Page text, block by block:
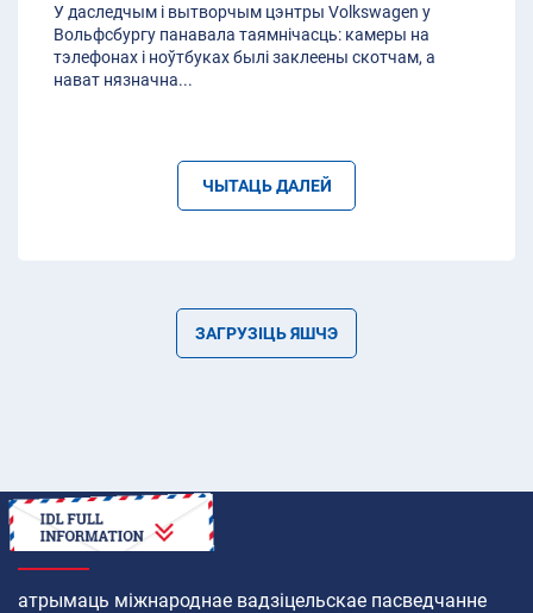
У даследчым і вытворчым цэнтры Volkswagen у
Вольфсбургу панавала таямнічасць: камеры на
тэлефонах і ноўтбуках былі заклеены скотчам, а
нават нязначна...
ЧЫТАЦЬ ДАЛЕЙ
ЗАГРУЗІЦЬ ЯШЧЭ
ЯК
атрымаць міжнароднае вадзіцельскае пасведчанне